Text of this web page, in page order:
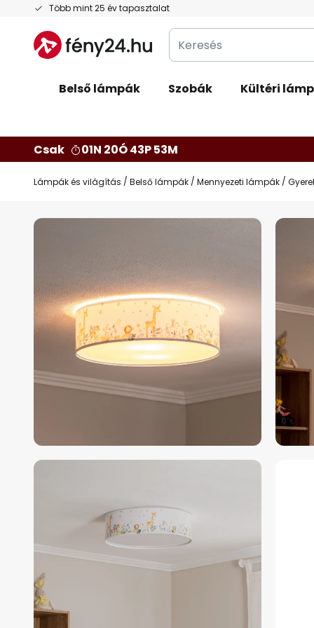
Több mint 25 év tapasztalat
Ugrás
tartalomhoz
Keresés
Belső lámpák Szobák Kültéri
Csak
01N 20Ó 43P 52M
Lámpák és világítás Belső lámpák Mennyezeti lámpák
Ugrás
végére